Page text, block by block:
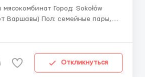
Город: Sokołów
Варшавы) Пол: семейные пары,
до 55 лет. Обязанности:
при выработки 300 часов;
Откликнуться